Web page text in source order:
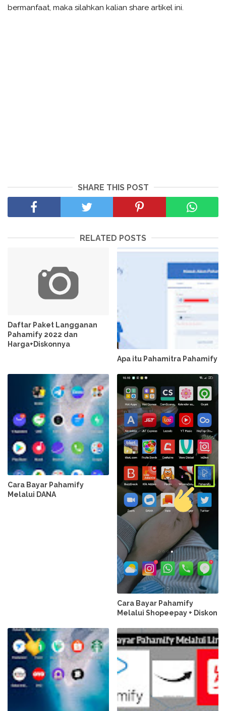
bermanfaat, maka silahkan kalian share artikel ini.
SHARE THIS POST
RELATED POSTS
Daftar Paket Langganan
Pahamify 2022 dan
Harga+Diskonnya
Apa itu Pahamitra Pahamify
Cara Bayar Pahamify
Melalui DANA
Cara Bayar Pahamify
Melalui Shopeepay + Diskon